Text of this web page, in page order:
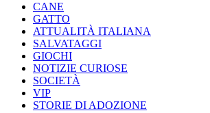
CANE
GATTO
ATTUALITÀ ITALIANA
SALVATAGGI
GIOCHI
NOTIZIE CURIOSE
SOCIETÀ
VIP
STORIE DI ADOZIONE